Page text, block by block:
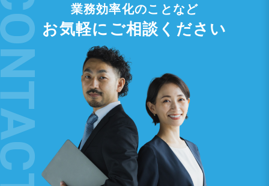
業務効率化のことなど
お気軽にご相談ください